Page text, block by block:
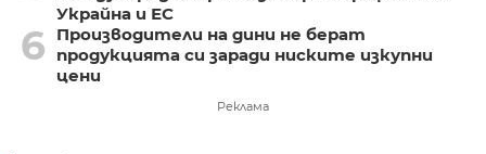
Украйна и ЕС
6
Производители на дини не берат
продукцията си заради ниските изкупни
цени
Реклама